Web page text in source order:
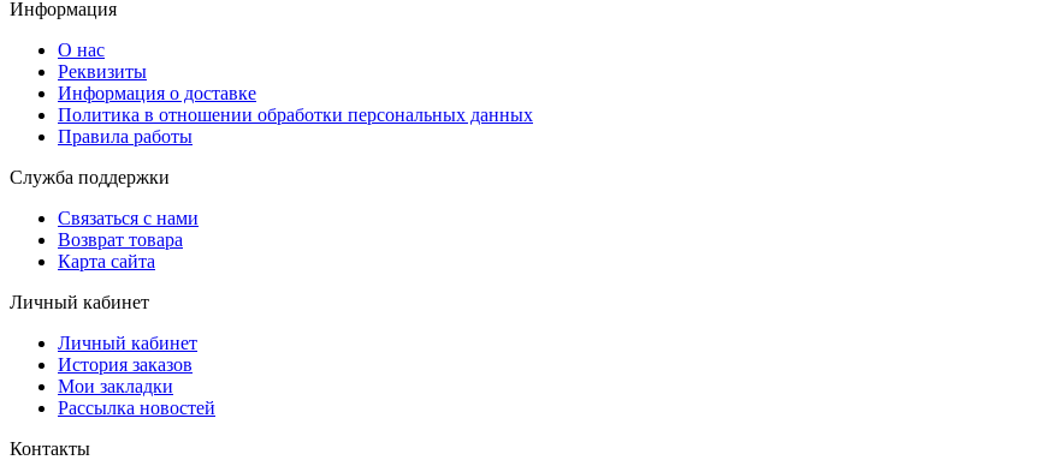
Информация
О нас
Реквизиты
Информация о доставке
Политика в отношении обработки персональных данных
Правила работы
Служба поддержки
Связаться с нами
Возврат товара
Карта сайта
Личный кабинет
Личный кабинет
История заказов
Мои закладки
Рассылка новостей
Контакты